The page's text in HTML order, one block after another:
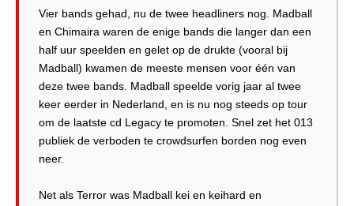
Vier bands gehad, nu de twee headliners nog. Madball
en Chimaira waren de enige bands die langer dan een
half uur speelden en gelet op de drukte (vooral bij
Madball) kwamen de meeste mensen voor één van
deze twee bands. Madball speelde vorig jaar al twee
keer eerder in Nederland, en is nu nog steeds op tour
om de laatste cd Legacy te promoten. Snel zet het 013
publiek de verboden te crowdsurfen borden nog even
neer.
Net als Terror was Madball kei en keihard en